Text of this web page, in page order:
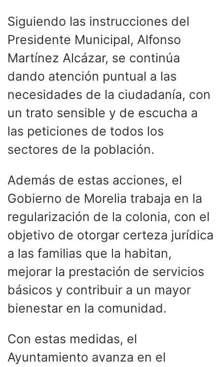
Siguiendo las instrucciones del
Presidente Municipal, Alfonso
Martínez Alcázar, se continúa
dando atención puntual a las
necesidades de la ciudadanía, con
un trato sensible y de escucha a
las peticiones de todos los
sectores de la población.
Además de estas acciones, el
Gobierno de Morelia trabaja en la
regularización de la colonia, con el
objetivo de otorgar certeza jurídica
a las familias que la habitan,
mejorar la prestación de servicios
básicos y contribuir a un mayor
bienestar en la comunidad.
Con estas medidas, el
Ayuntamiento avanza en el